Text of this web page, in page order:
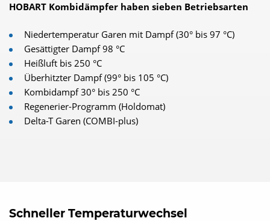
HOBART Kombidämpfer haben sieben Betriebsarten
Niedertemperatur Garen mit Dampf (30° bis 97 °C)
Gesättigter Dampf 98 °C
Heißluft bis 250 °C
Überhitzter Dampf (99° bis 105 °C)
Kombidampf 30° bis 250 °C
Regenerier-Programm (Holdomat)
Delta-T Garen (COMBI-plus)
Schneller Temperaturwechsel